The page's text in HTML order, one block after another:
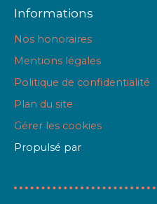
Informations
Nos honoraires
Mentions légales
Politique de confidentialité
Plan du site
Gérer les cookies
Propulsé par